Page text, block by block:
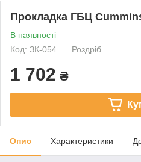
Прокладка ГБЦ
В наявності
Код: ЗК-054
Роздріб
1 702 ₴
Опис Характеристики